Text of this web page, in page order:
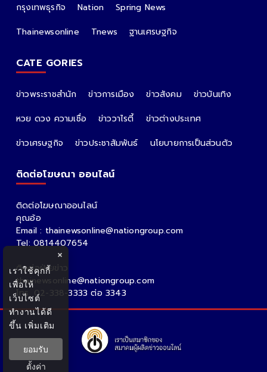
กรุงเทพธุรกิจ
Nation
Spring News
Thainewsonline
Tnews ฐานเศรษฐกิจ
CATE GORIES
ข่าวพระราชสำนัก ข่าวการเมือง ข่าวสังคม
ข่าวบันเทิง
หวย ดวง ความเชื่อ
ข่าววาไรตี้
ข่าวต่างประเทศ
ข่าวเศรษฐกิจ
ข่าวประชาสัมพันธ์ นโยบายการเป็นส่วนตัว
ติดต่อโฆษณา ออนไลน์
ติดต่อโฆษณาออนไลน์
คุณอ้อ
Email : thainewsonline@nationgroup.com
Tel: 0814407654
ติดต่อฝ่ายข่าว
thainewsonline@nationgroup.com
โทร. 02-338-3333 ต่อ 3343
×
เราใช้คุกกี้
เพื่อให้
เว็บไซต์
ทำงานได้ดี
ขึ้น เพิ่มเติม
ยอมรับ
ตั้งค่า